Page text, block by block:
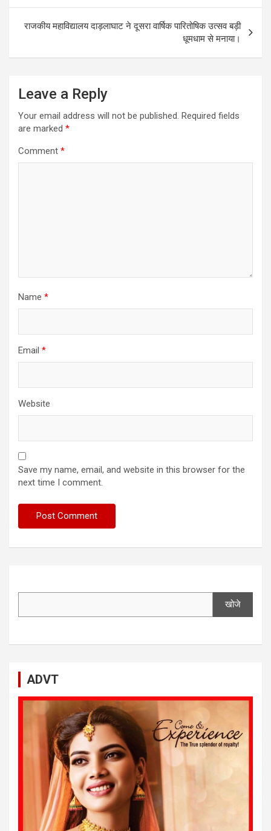
राजकीय महाविद्यालय दाड़लाघाट ने दूसरा वार्षिक पारितोषिक उत्सव बड़ी
धूमधाम से मनाया।
Leave a Reply
Your email address will not be published. Required fields
are marked *
Comment *
Name *
Email *
Website
Save my name, email, and website in this browser for the
next time I comment.
खोजे
ADVT